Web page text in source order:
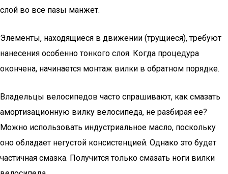
слой во все пазы манжет.
Элементы, находящиеся в движении (трущиеся), требуют
нанесения особенно тонкого слоя. Когда процедура
окончена, начинается монтаж вилки в обратном порядке.
Владельцы велосипедов часто спрашивают, как смазать
амортизационную вилку велосипеда, не разбирая ее?
Можно использовать индустриальное масло, поскольку
оно обладает негустой консистенцией. Однако это будет
частичная смазка. Получится только смазать ноги вилки